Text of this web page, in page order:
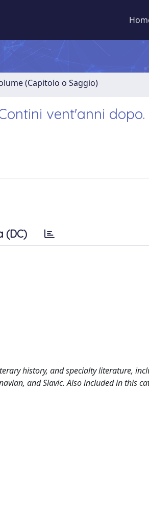
(Capitolo o Saggio)
vent'anni dopo.
(DC)
history, and specialty literature,
and Slavic. Also included in this